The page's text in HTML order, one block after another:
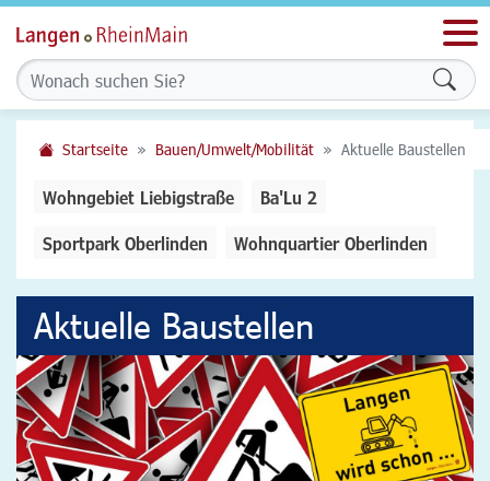
Startseite Bauen/Umwelt/Mobilität Aktuelle Baustellen
Wohngebiet Liebigstraße Ba'Lu 2
Sportpark Oberlinden Wohnquartier Oberlinden
Aktuelle Baustellen